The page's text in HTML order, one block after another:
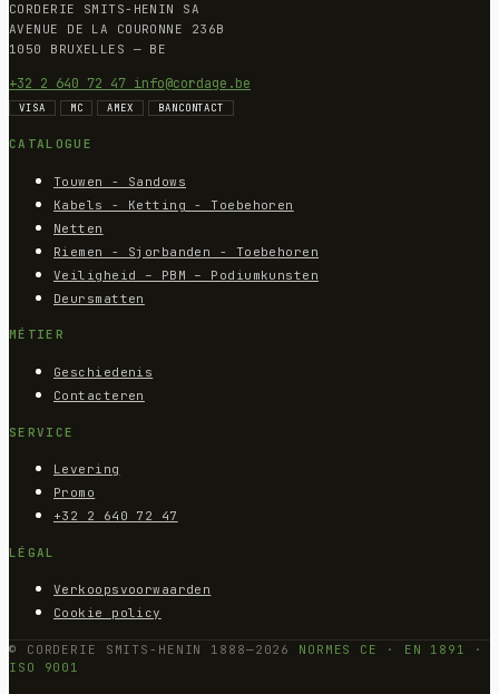
CORDERIE SMITS-HENIN SA
AVENUE DE LA COURONNE 236B
1050 BRUXELLES — BE
+32 2 640 72 47 info@cordage.be
VISA MC AMEX BANCONTACT
CATALOGUE
Touwen - Sandows
Kabels - Ketting - Toebehoren
Netten
Riemen - Sjorbanden - Toebehoren
Veiligheid – PBM – Podiumkunsten
Deursmatten
MÉTIER
Geschiedenis
Contacteren
SERVICE
Levering
Promo
+32 2 640 72 47
LÉGAL
Verkoopsvoorwaarden
Cookie policy
© CORDERIE SMITS-HENIN 1888—2026
NORMES CE · EN 1891 ·
ISO 9001